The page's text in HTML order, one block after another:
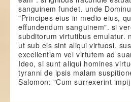
sanguinem fundet. unde
"Principes eius in medio eius,
effundendum sanguinem". si
subditorum virtutibus emulatur.
ut sub eis sint aliqui virtuosi,
excellentiam vel virtutem ad
Ideo, si sunt aliqui homines
tyranni de ipsis malam
Salomon: "Cum surrexerint